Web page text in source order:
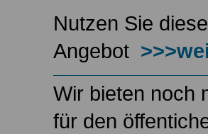
Nutzen Sie
Angebot
Wir bieten noch
für den